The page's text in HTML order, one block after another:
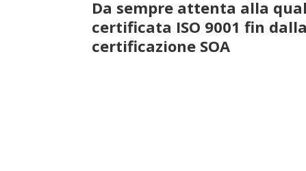
Da sempre attenta alla
certificata ISO 9001 fin
certificazione SOA